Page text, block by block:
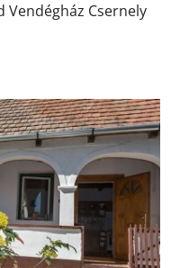
Vendégház Csernely